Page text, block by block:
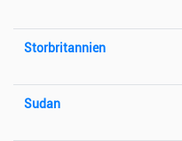
Storbritannien
Sudan